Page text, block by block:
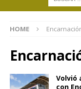
HOME
Volvió
con